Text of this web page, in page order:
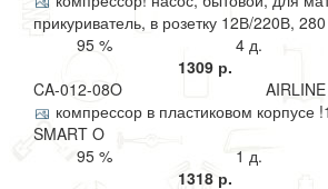
прикуриватель, в розетку 12В/220В,
95 %
4 д.
1309 р.
CA-012-08O
AIRLINE
компрессор в пластиковом корпусе
SMART O
95 %
1 д.
1318 р.